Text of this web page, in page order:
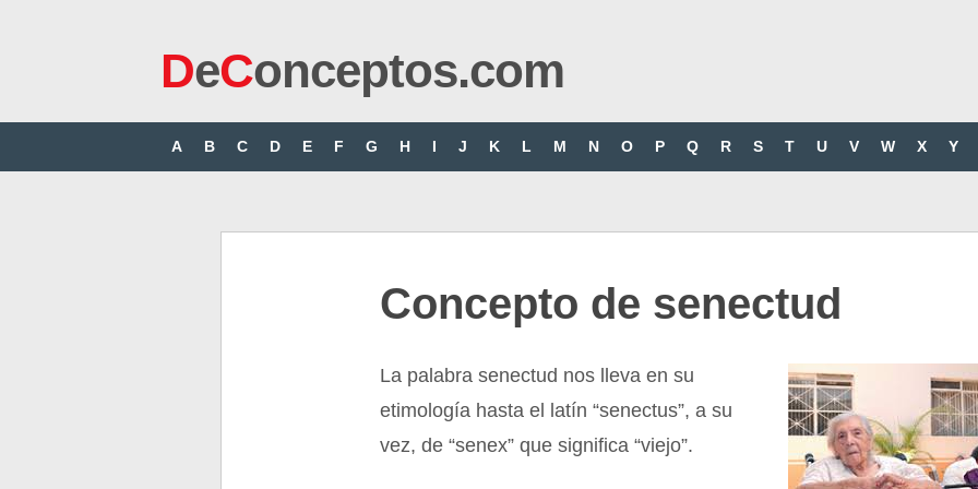
DeConceptos.com
A B C D E F G H I J K L M N O P Q R S T U V W X Y
Concepto de senectud
La palabra senectud nos lleva en su
etimología hasta el latín “senectus”, a su
vez, de “senex” que significa “viejo”.